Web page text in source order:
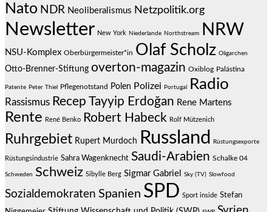
Nato NDR Neoliberalismus Netzpolitik.org
Newsletter New York Niederlande Northstream NRW
NSU-Komplex Oberbürgermeister*in Olaf Scholz Oligarchen
Otto-Brenner-Stiftung overton-magazin Oxiblog Palästina
Patente Peter Thiel Pflegenotstand Polen Polizei Portugal Radio
Rassismus Recep Tayyip Erdoğan Rene Martens
Rente René Benko Robert Habeck Rolf Mützenich
Ruhrgebiet Rupert Murdoch Russland Rüstungsexporte
Rüstungsindustrie Sahra Wagenknecht Saudi-Arabien Schalke 04
Schweden Schweiz Sibylle Berg Sigmar Gabriel Sky (TV) Slowfood
Sozialdemokraten Spanien SPD Sport inside Stefan